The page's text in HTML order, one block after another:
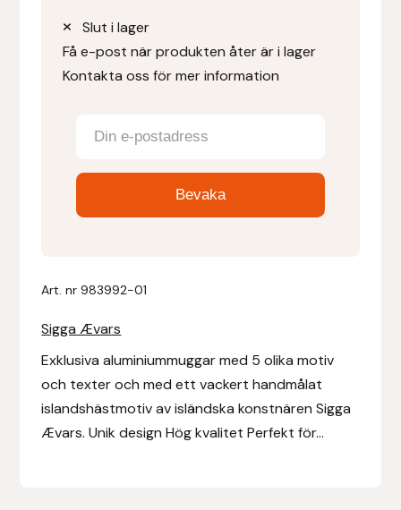
Slut i lager
Få e-post när produkten åter är i lager
Kontakta oss för mer information
Art. nr983992-01
Sigga Ævars
Exklusiva aluminiummuggar med 5 olika motiv
och texter och med ett vackert handmålat
islandshästmotiv av isländska konstnären Sigga
Ævars. Unik design Hög kvalitet Perfekt för...
Denni Design
Ekol
Eldorado